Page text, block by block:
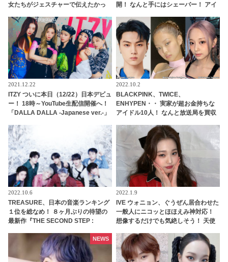
女たちがジェスチャーで伝えたかっ
すぎる気づかいにほっこり
開！ なんと手にはシェーバー！ アイ
貴重すぎるシーンに歓喜
2021.12.22
ITZY ついに本日（12/22）日本デビュ
ー！ 18時～YouTube生配信開催へ！
「DALLA DALLA -Japanese ver.-」
ム『IT’z ITZY』全曲が解禁
2022.10.2
BLACKPINK、TWICE、
ENHYPEN・・ 実家が超お金持ちな
アイドル10人！ なんと放送局を買収
にびっくり
2022.10.6
TREASURE、日本の音楽ランキング
１位を総なめ！ ８ヶ月ぶりの待望の
最新作『THE SECOND STEP :
ス！ AWAではリアルタイム急上昇ラ
ンキング１位から27位までを独
占・・ 日本での熱い人気を証明
2022.1.9
IVE ウォニョン、ぐうぜん居合わせた
一般人にニコッとほほえみ神対応！
想像するだけでも気絶しそう！ 天使
NEWS